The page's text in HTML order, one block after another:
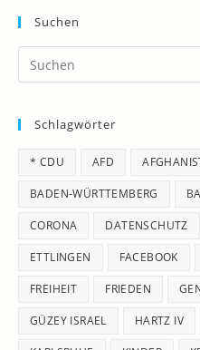
Suchen
Schlagwörter
* CDU AFD
BADEN-WÜRTTEMBERG
CORONA DATENSCHUTZ
ETTLINGEN FACEBOOK
FREIHEIT FRIEDEN
GÜZEY ISRAEL HARTZ IV